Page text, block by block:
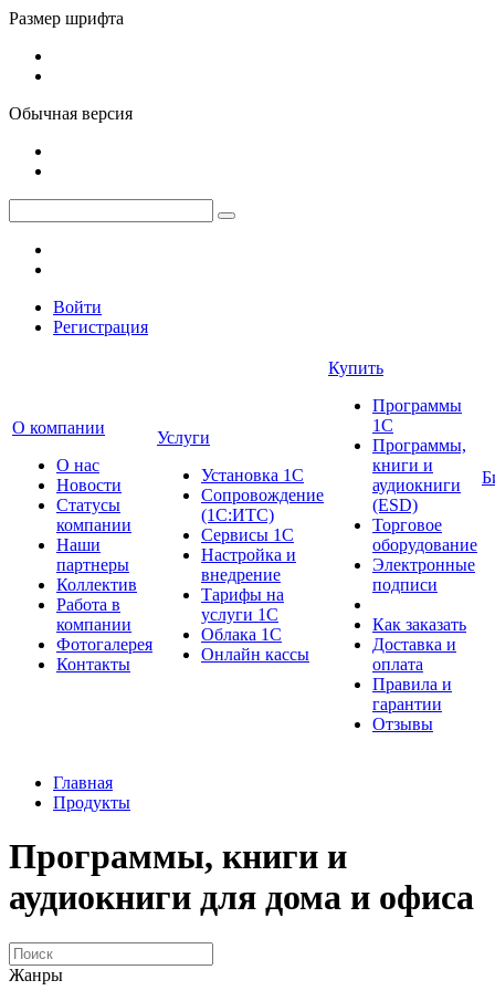
Размер шрифта
Обычная версия
Войти
Регистрация
О компании
О нас
Новости
Cтатусы
компании
Наши
партнеры
Коллектив
Работа в
компании
Фотогалерея
Контакты
Услуги
Установка 1С
Сопровождение
(1С:ИТС)
Сервисы 1С
Настройка и
внедрение
Тарифы на
услуги 1С
Облака 1С
Онлайн кассы
Купить
Программы
1С
Программы,
книги и
аудиокниги
(ESD)
Торговое
оборудование
Электронные
подписи
Как заказать
Доставка и
оплата
Правила и
гарантии
Отзывы
Главная
Продукты
Программы, книги и
аудиокниги для дома и офиса
Жанры